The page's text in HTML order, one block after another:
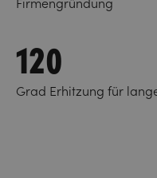
120
Grad Erhitzung für